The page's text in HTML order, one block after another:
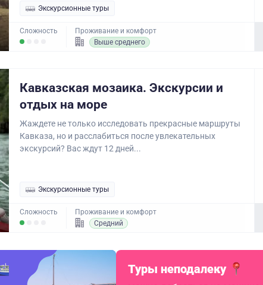
Экскурсионные туры
Сложность
Проживание и комфорт
Выше среднего
Кавказская мозаика. Экскурсии и
отдых на море
Жаждете не только исследовать прекрасные маршруты
Кавказа, но и расслабиться после увлекательных
экскурсий? Вас ждут 12 дней...
Экскурсионные туры
Сложность
Проживание и комфорт
Средний
Туры неподалеку